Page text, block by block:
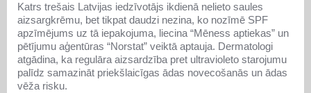
Katrs trešais Latvijas iedzīvotājs ikdienā nelieto saules
aizsargkrēmu, bet tikpat daudzi nezina, ko nozīmē SPF
apzīmējums uz tā iepakojuma, liecina “Mēness aptiekas” un
pētījumu aģentūras “Norstat” veiktā aptauja. Dermatologi
atgādina, ka regulāra aizsardzība pret ultravioleto starojumu
palīdz samazināt priekšlaicīgas ādas novecošanās un ādas
vēža risku.